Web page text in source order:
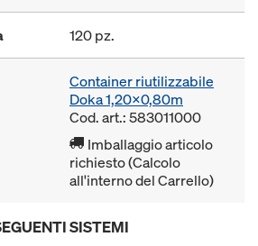
120 pz.
Container riutilizzabile
Doka 1,20x0,80m
Cod. art.: 583011000
Imballaggio articolo
richiesto (Calcolo
all'interno del Carrello)
SISTEMI